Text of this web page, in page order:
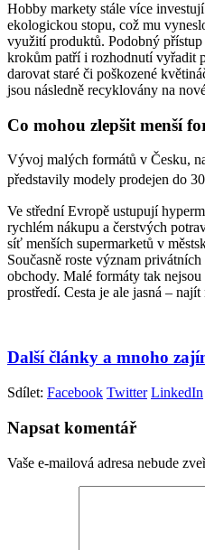
Hobby markety stále více
ekologickou stopu, což mu
využití produktů. Podobný
krokům patří i rozhodnutí vyřadit
darovat staré či poškozené
jsou následně recyklovány na
Co mohou zlepšit menší
Vývoj malých formátů v Česku,
představily modely prodejen do
Ve střední Evropě ustupují
rychlém nákupu a čerstvých
síť menších supermarketů v
Současně roste význam
obchody. Malé formáty tak
prostředí. Cesta je ale jasná –
Další články a mnoho
Sdílet: Facebook Twitter LinkedIn
Napsat komentář
Vaše e-mailová adresa nebude